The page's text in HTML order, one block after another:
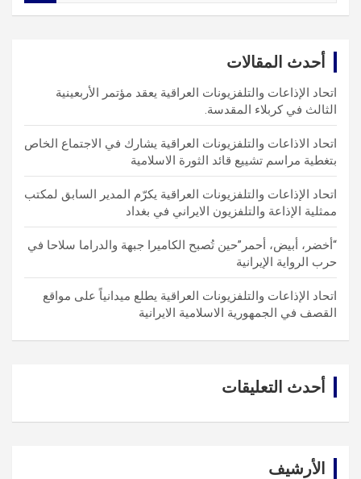
أحدث المقالات
اتحاد الإذاعات والتلفزيونات العراقية يعقد مؤتمر الأربعينية
الثالث في كربلاء المقدسة.
اتحاد الاذاعات والتلفزيونات العراقية يشارك في الاجتماع الخاص
بتغطية مراسم تشييع قائد الثورة الاسلامية
اتحاد الإذاعات والتلفزيونات العراقية يكرّم المدير السابق لمكتب
ممثلية الإذاعة والتلفزيون الايراني في بغداد
“أخضر، أبيض، أحمر”حين تُصبح الكاميرا جبهة والدراما سلاحا في
حرب الرواية الإيرانية
اتحاد الإذاعات والتلفزيونات العراقية يطلع ميدانياً على مواقع
القصف في الجمهورية الاسلامية الايرانية
أحدث التعليقات
الأرشيف